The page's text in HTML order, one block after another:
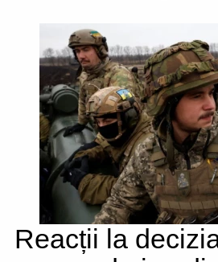
Reacții la